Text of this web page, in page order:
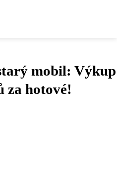
mobil: Výkup
za hotové!